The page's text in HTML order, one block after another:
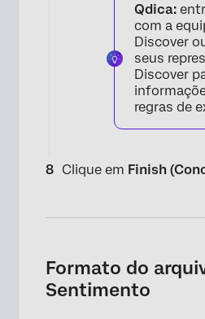
Qdica:
com a
Discover
seus
Discover
regras de
Clique em Finish
Formato do
Sentimento